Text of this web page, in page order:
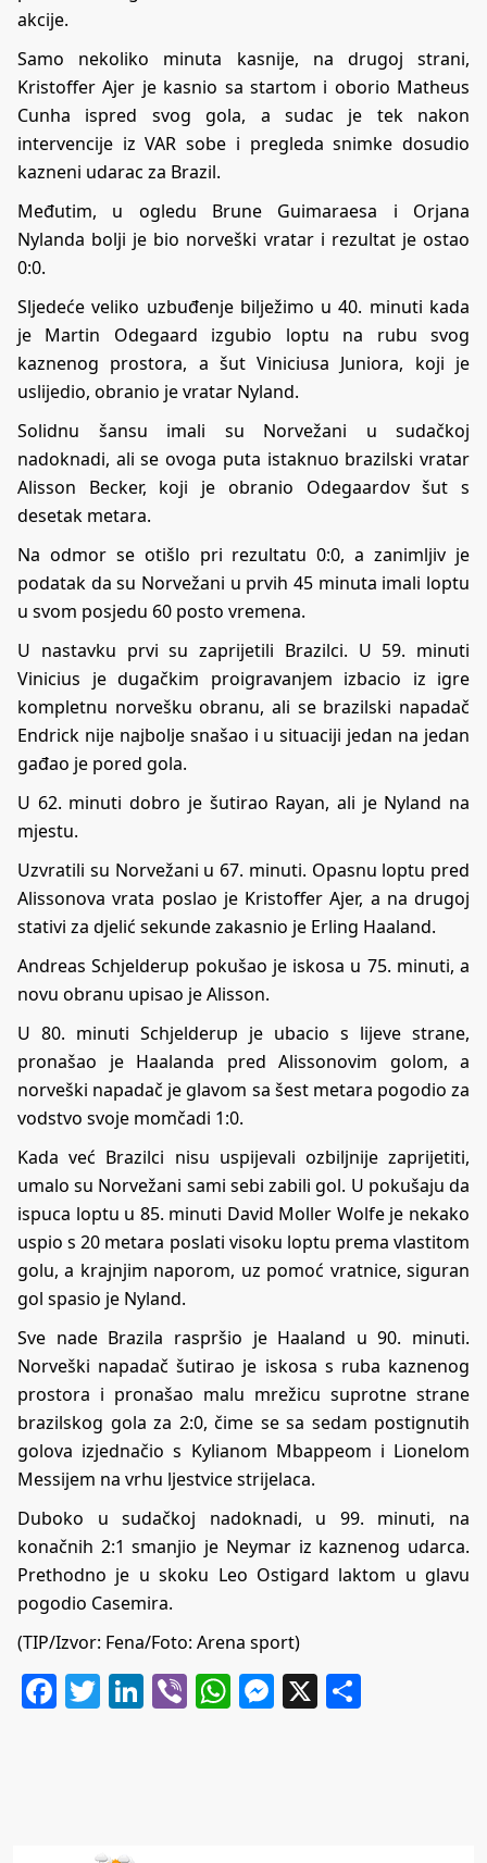
akcije.
Samo nekoliko minuta kasnije, na drugoj strani,
Kristoffer Ajer je kasnio sa startom i oborio Matheus
Cunha ispred svog gola, a sudac je tek nakon
intervencije iz VAR sobe i pregleda snimke dosudio
kazneni udarac za Brazil.
Međutim, u ogledu Brune Guimaraesa i Orjana
Nylanda bolji je bio norveški vratar i rezultat je ostao
0:0.
Sljedeće veliko uzbuđenje bilježimo u 40. minuti kada
je Martin Odegaard izgubio loptu na rubu svog
kaznenog prostora, a šut Viniciusa Juniora, koji je
uslijedio, obranio je vratar Nyland.
Solidnu šansu imali su Norvežani u sudačkoj
nadoknadi, ali se ovoga puta istaknuo brazilski vratar
Alisson Becker, koji je obranio Odegaardov šut s
desetak metara.
Na odmor se otišlo pri rezultatu 0:0, a zanimljiv je
podatak da su Norvežani u prvih 45 minuta imali loptu
u svom posjedu 60 posto vremena.
U nastavku prvi su zaprijetili Brazilci. U 59. minuti
Vinicius je dugačkim proigravanjem izbacio iz igre
kompletnu norvešku obranu, ali se brazilski napadač
Endrick nije najbolje snašao i u situaciji jedan na jedan
gađao je pored gola.
U 62. minuti dobro je šutirao Rayan, ali je Nyland na
mjestu.
Uzvratili su Norvežani u 67. minuti. Opasnu loptu pred
Alissonova vrata poslao je Kristoffer Ajer, a na drugoj
stativi za djelić sekunde zakasnio je Erling Haaland.
Andreas Schjelderup pokušao je iskosa u 75. minuti, a
novu obranu upisao je Alisson.
U 80. minuti Schjelderup je ubacio s lijeve strane,
pronašao je Haalanda pred Alissonovim golom, a
norveški napadač je glavom sa šest metara pogodio za
vodstvo svoje momčadi 1:0.
Kada već Brazilci nisu uspijevali ozbiljnije zaprijetiti,
umalo su Norvežani sami sebi zabili gol. U pokušaju da
ispuca loptu u 85. minuti David Moller Wolfe je nekako
uspio s 20 metara poslati visoku loptu prema vlastitom
golu, a krajnjim naporom, uz pomoć vratnice, siguran
gol spasio je Nyland.
Sve nade Brazila raspršio je Haaland u 90. minuti.
Norveški napadač šutirao je iskosa s ruba kaznenog
prostora i pronašao malu mrežicu suprotne strane
brazilskog gola za 2:0, čime se sa sedam postignutih
golova izjednačio s Kylianom Mbappeom i Lionelom
Messijem na vrhu ljestvice strijelaca.
Duboko u sudačkoj nadoknadi, u 99. minuti, na
konačnih 2:1 smanjio je Neymar iz kaznenog udarca.
Prethodno je u skoku Leo Ostigard laktom u glavu
pogodio Casemira.
(TIP/Izvor: Fena/Foto: Arena sport)
Facebook
Twitter
LinkedIn
ViberWhatsApp
Messenger
X